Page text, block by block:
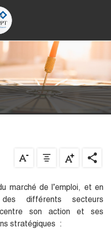
marché de l’emploi, et en
différents secteurs
son action et ses
stratégiques :